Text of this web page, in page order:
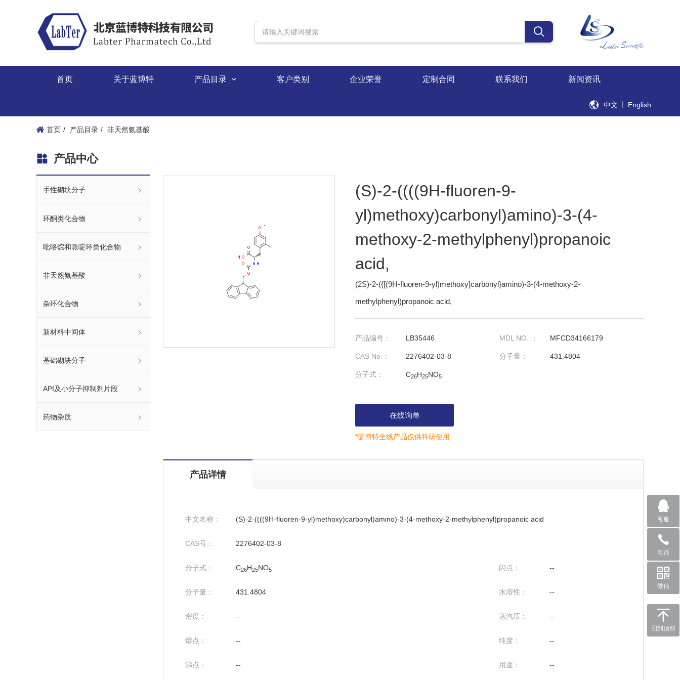
首页 关于蓝博特 产品目录 客户类别 企业荣誉 定制合同 联系我们 新闻资讯
中文 English
首页 产品目录 非天然氨基酸
产品中心
手性砌块分子
环酮类化合物
吡咯烷和哌啶环类化合物
非天然氨基酸
杂环化合物
新材料中间体
基础砌块分子
API及小分子抑制剂片段
药物杂质
(S)-2-((((9H-fluoren-9-
yl)methoxy)carbonyl)amino)-3-(4-
methoxy-2-methylphenyl)propanoic
acid,
(2S)-2-({[(9H-fluoren-9-yl)methoxy]carbonyl}amino)-3-(4-methoxy-2-
methylphenyl)propanoic acid,
产品编号： LB35446 MDL NO. ： MFCD34166179
CAS No.： 2276402-03-8 分子量： 431.4804
分子式： C26H25NO5
在线询单
*蓝博特全线产品仅供科研使用
产品详情
中文名称： (S)-2-((((9H-fluoren-9-yl)methoxy)carbonyl)amino)-3-(4-methoxy-2-methylphenyl)propanoic acid
CAS号： 2276402-03-8
分子式： C26H25NO5 闪点： --
分子量： 431.4804 水溶性： --
密度： -- 蒸汽压： --
熔点： -- 纯度： --
沸点： -- 用途： --
客服
电话
微信
回到顶部